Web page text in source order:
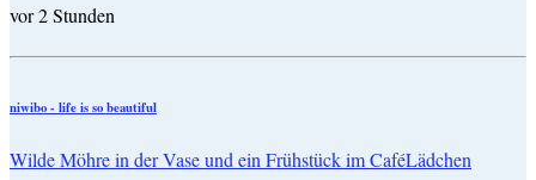
vor 2 Stunden
niwibo - life is so beautiful
Wilde Möhre in der Vase und ein Frühstück im CaféLädchen